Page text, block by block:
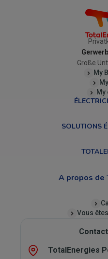
Große
My
My
SOLUTIONS
A propos de
Vous
TotalEnergies